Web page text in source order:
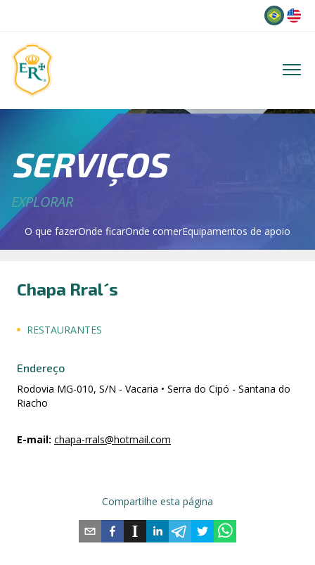
SERVIÇOS
EXPLORAR
O que fazerOnde ficarOnde comerEquipamentos de apoio
Chapa Rral´s
RESTAURANTES
Endereço
Rodovia MG-010, S/N - Vacaria • Serra do Cipó - Santana do
Riacho
E-mail: chapa-rrals@hotmail.com
Compartilhe esta página